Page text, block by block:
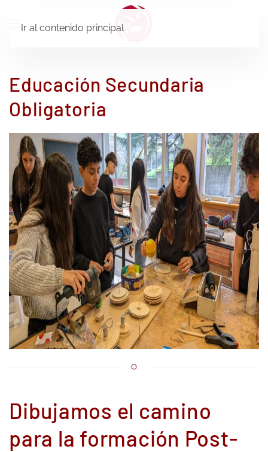
Ir al contenido principal
Educación Secundaria
Obligatoria
Dibujamos el camino
para la formación Post-